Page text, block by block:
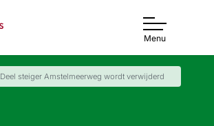
Menu
Deel steiger Amstelmeerweg wordt verwijderd